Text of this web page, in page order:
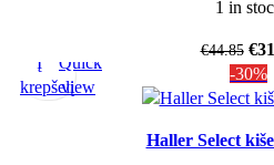
1 in
€44.85 €
-30%
Į
krepšelį
Quick
view
Haller Select